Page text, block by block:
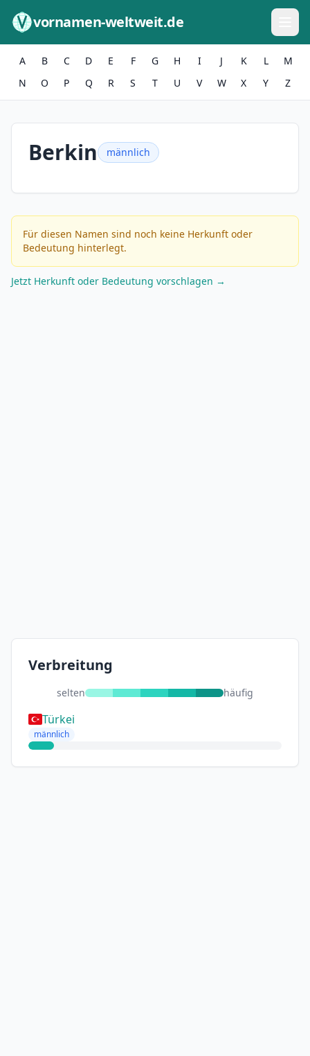
vornamen-weltweit.de
A B C D E F G H I J K L
M
N
O P Q R S T U V W X Y Z
Berkin männlich
Für diesen Namen sind noch keine Herkunft oder
Bedeutung hinterlegt.
Jetzt Herkunft oder Bedeutung vorschlagen →
Verbreitung
selten häufig
Türkei
männlich